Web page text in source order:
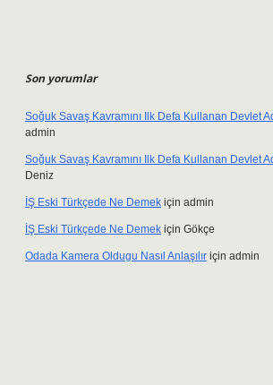
Son yorumlar
Soğuk Savaş Kavramını Ilk Defa Kullanan Devlet
admin
Soğuk Savaş Kavramını Ilk Defa Kullanan Devlet
Deniz
İŞ Eski Türkçede Ne Demek için admin
İŞ Eski Türkçede Ne Demek için Gökçe
Odada Kamera Oldugu Nasıl Anlaşılır için admin